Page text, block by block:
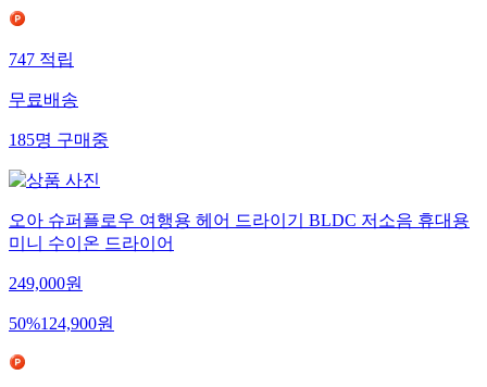
747적립
무료배송
185명구매중
오아 슈퍼플로우 여행용 헤어 드라이기 BLDC 저소음 휴대용
미니 수이온 드라이어
249,000원
50%124,900원